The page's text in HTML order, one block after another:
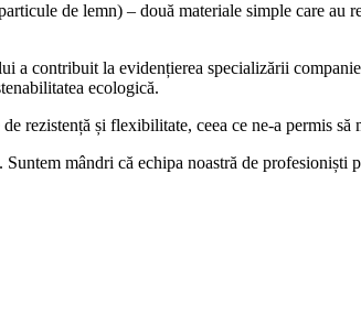
de lemn) – două materiale simple care au
a contribuit la evidențierea specializării
ecologică.
și flexibilitate, ceea ce ne-a permis
mândri că echipa noastră de profesioniști